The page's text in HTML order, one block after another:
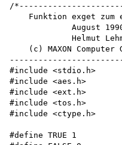
/
Funktion exget zum
August
Helmut
(c) MAXON Computer
#include <stdio.h>
#include <aes.h>
#include <ext.h>
#include <tos.h>
#include <ctype.h>
#define TRUE 1